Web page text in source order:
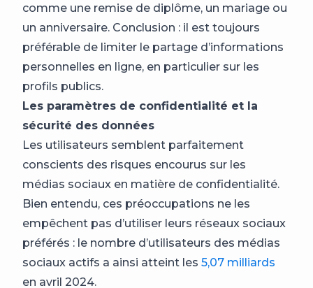
comme une remise de diplôme, un mariage ou
un anniversaire. Conclusion : il est toujours
préférable de limiter le partage d’informations
personnelles en ligne, en particulier sur les
profils publics.
Les paramètres de confidentialité et la
sécurité des données
Les utilisateurs semblent parfaitement
conscients des risques encourus sur les
médias sociaux en matière de confidentialité.
Bien entendu, ces préoccupations ne les
empêchent pas d’utiliser leurs réseaux sociaux
préférés : le nombre d’utilisateurs des médias
sociaux actifs a ainsi atteint les 5,07 milliards
en avril 2024.